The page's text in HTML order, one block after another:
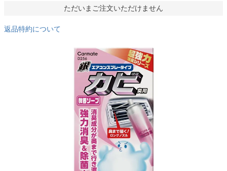
ただいまご注文いただけません
返品特約について